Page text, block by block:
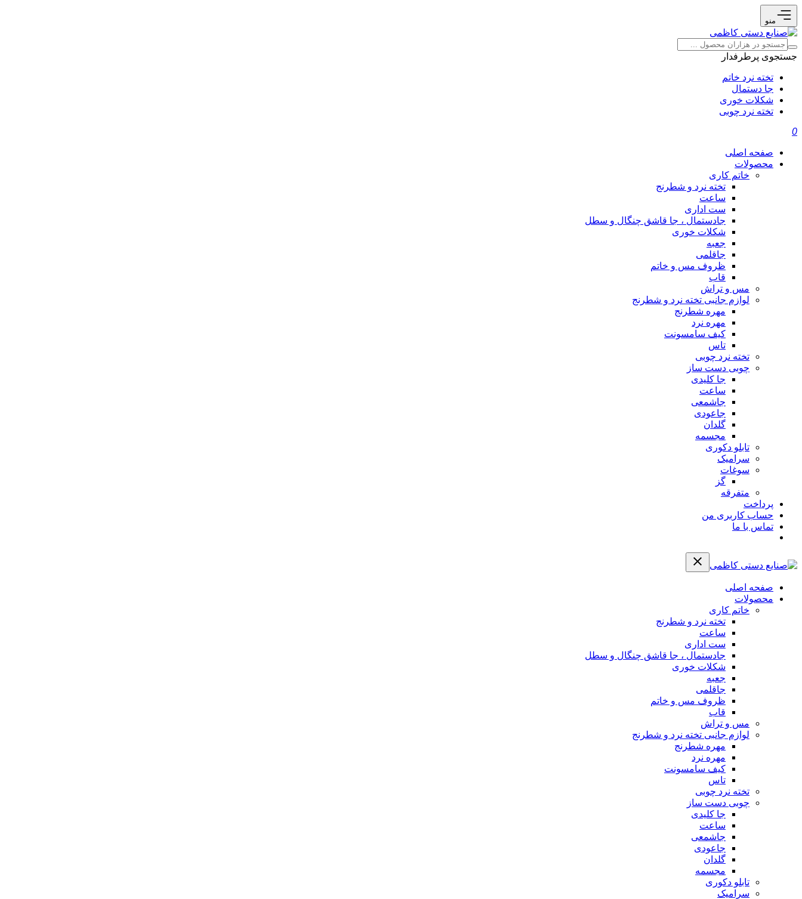
منو
جستجوی پرطرفدار
تخته نرد خاتم
جا دستمال
شکلات خوری
تخته نرد چوبی
0
صفحه اصلی
محصولات
خاتم کاری
تخته نرد و شطرنج
ساعت
ست اداری
جادستمال ، جا قاشق چنگال و سطل
شکلات خوری
جعبه
جاقلمی
ظروف مس و خاتم
قاب
مس و تراش
لوازم جانبی تخته نرد و شطرنج
مهره شطرنج
مهره نرد
کیف سامسونت
تاس
تخته نرد چوبی
چوبی دست ساز
جا کلیدی
ساعت
جاشمعی
جاعودی
گلدان
مجسمه
تابلو دکوری
سرامیک
سوغات
گز
متفرقه
پرداخت
حساب کاربری من
تماس با ما
صفحه اصلی
محصولات
خاتم کاری
تخته نرد و شطرنج
ساعت
ست اداری
جادستمال ، جا قاشق چنگال و سطل
شکلات خوری
جعبه
جاقلمی
ظروف مس و خاتم
قاب
مس و تراش
لوازم جانبی تخته نرد و شطرنج
مهره شطرنج
مهره نرد
کیف سامسونت
تاس
تخته نرد چوبی
چوبی دست ساز
جا کلیدی
ساعت
جاشمعی
جاعودی
گلدان
مجسمه
تابلو دکوری
سرامیک